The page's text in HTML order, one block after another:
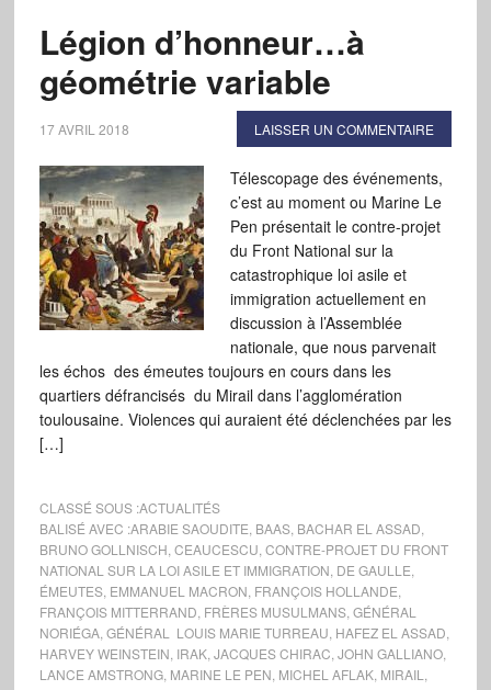
Légion d’honneur…à
géométrie variable
17 AVRIL 2018 LAISSER UN COMMENTAIRE
Télescopage des événements,
c’est au moment ou Marine Le
Pen présentait le contre-projet
du Front National sur la
catastrophique loi asile et
immigration actuellement en
discussion à l’Assemblée
nationale, que nous parvenait
les échos des émeutes toujours en cours dans les
quartiers défrancisés du Mirail dans l’agglomération
toulousaine. Violences qui auraient été déclenchées par les
[…]
CLASSÉ SOUS :ACTUALITÉS
BALISÉ AVEC :ARABIE SAOUDITE BAAS, BACHAR EL ASSAD
BRUNO GOLLNISCH CEAUCESCU CONTRE-PROJET DU FRONT
NATIONAL SUR LA LOI ASILE ET IMMIGRATION DE GAULLE
ÉMEUTES, EMMANUEL MACRON FRANÇOIS HOLLANDE
FRANÇOIS MITTERRAND FRÈRES MUSULMANS, GÉNÉRAL
NORIÉGA, GÉNÉRAL LOUIS MARIE TURREAU HAFEZ EL ASSAD
HARVEY WEINSTEIN IRAK, JACQUES CHIRAC JOHN GALLIANO,
LANCE AMSTRONG, MARINE LE PEN MICHEL AFLAK, MIRAIL